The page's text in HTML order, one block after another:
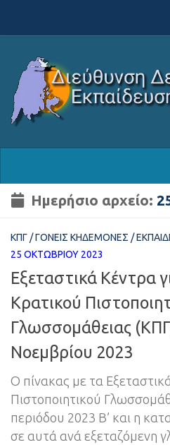
Ημερήσιο αρχείο:
ΚΠΓ /ΓΟΝΕΊΣ ΚΗΔΕΜΌΝΕΣ /
25 ΟΚΤΩΒΡΊΟΥ 2023
Εξεταστικά Κέντρα
Κρατικού
Γλωσσομάθειας
Νοεμβρίου 2023
Ο πίνακας με τα
Πιστοποιητικού
περιόδου 2023 Β’ και η
σε αυτά ανά εξεταζόμενη